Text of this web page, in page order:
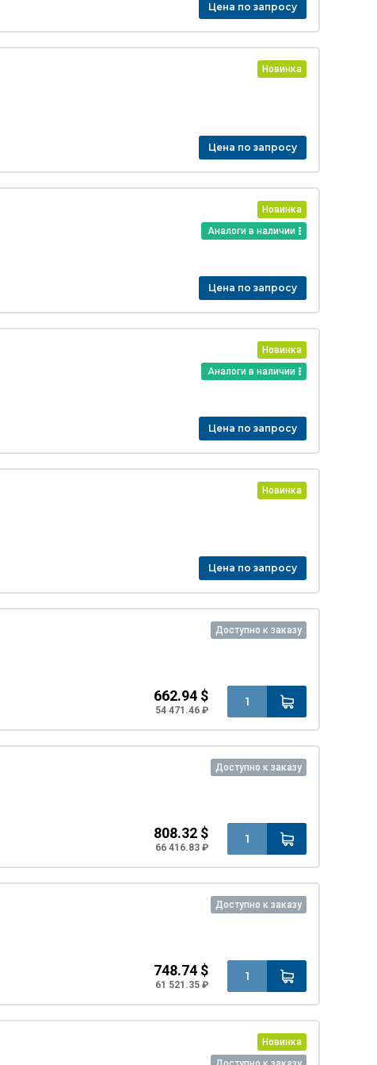
Цена по запросу
Новинка
Цена по запросу
Новинка
Аналоги в наличии
Цена по запросу
Новинка
Аналоги в наличии
Цена по запросу
Новинка
Цена по запросу
Доступно к заказу
662.94 $
54 471.46 ₽
Доступно к заказу
808.32 $
66 416.83 ₽
Доступно к заказу
748.74 $
61 521.35 ₽
Новинка